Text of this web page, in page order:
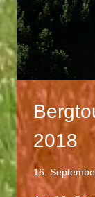
2018
16.